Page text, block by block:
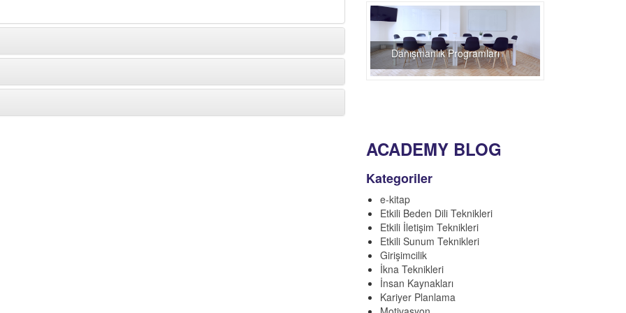
Danışmanlık Programları
ACADEMY BLOG
Kategoriler
e-kitap
Etkili Beden Dili Teknikleri
Etkili İletişim Teknikleri
Etkili Sunum Teknikleri
Girişimcilik
İkna Teknikleri
İnsan Kaynakları
Kariyer Planlama